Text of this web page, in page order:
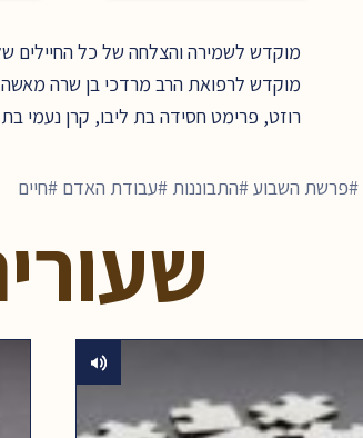
מוקדש לשמירה והצלחה של כל החיילים
מוקדש לרפואת הרב מרדכי בן שרה מאשה,
רוזט, פרימט חסידה בת ליבו, קרן נעמי
פרשת השבוע התבוננות עבודת האדם חיים